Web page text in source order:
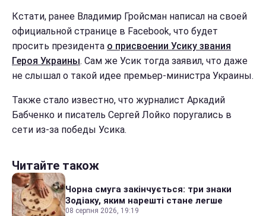
Кстати, ранее Владимир Гройсман написал на своей
официальной странице в Facebook, что будет
просить президента о присвоении Усику звания
Героя Украины. Сам же Усик тогда заявил, что даже
не слышал о такой идее премьер-министра Украины.
Также стало известно, что журналист Аркадий
Бабченко и писатель Сергей Лойко поругались в
сети из-за победы Усика.
Читайте також
Чорна смуга закінчується: три знаки
Зодіаку, яким нарешті стане легше
08 серпня 2026, 19:19